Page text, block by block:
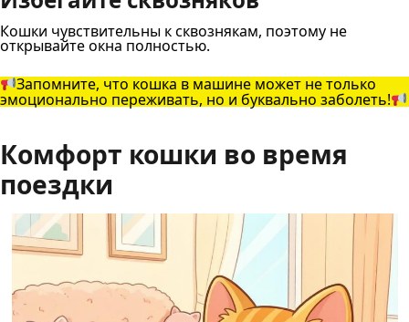
Кошки чувствительны к сквознякам, поэтому не
открывайте окна полностью.
Запомните, что кошка в машине может не только
эмоционально переживать, но и буквально заболеть!
Комфорт кошки во время
поездки